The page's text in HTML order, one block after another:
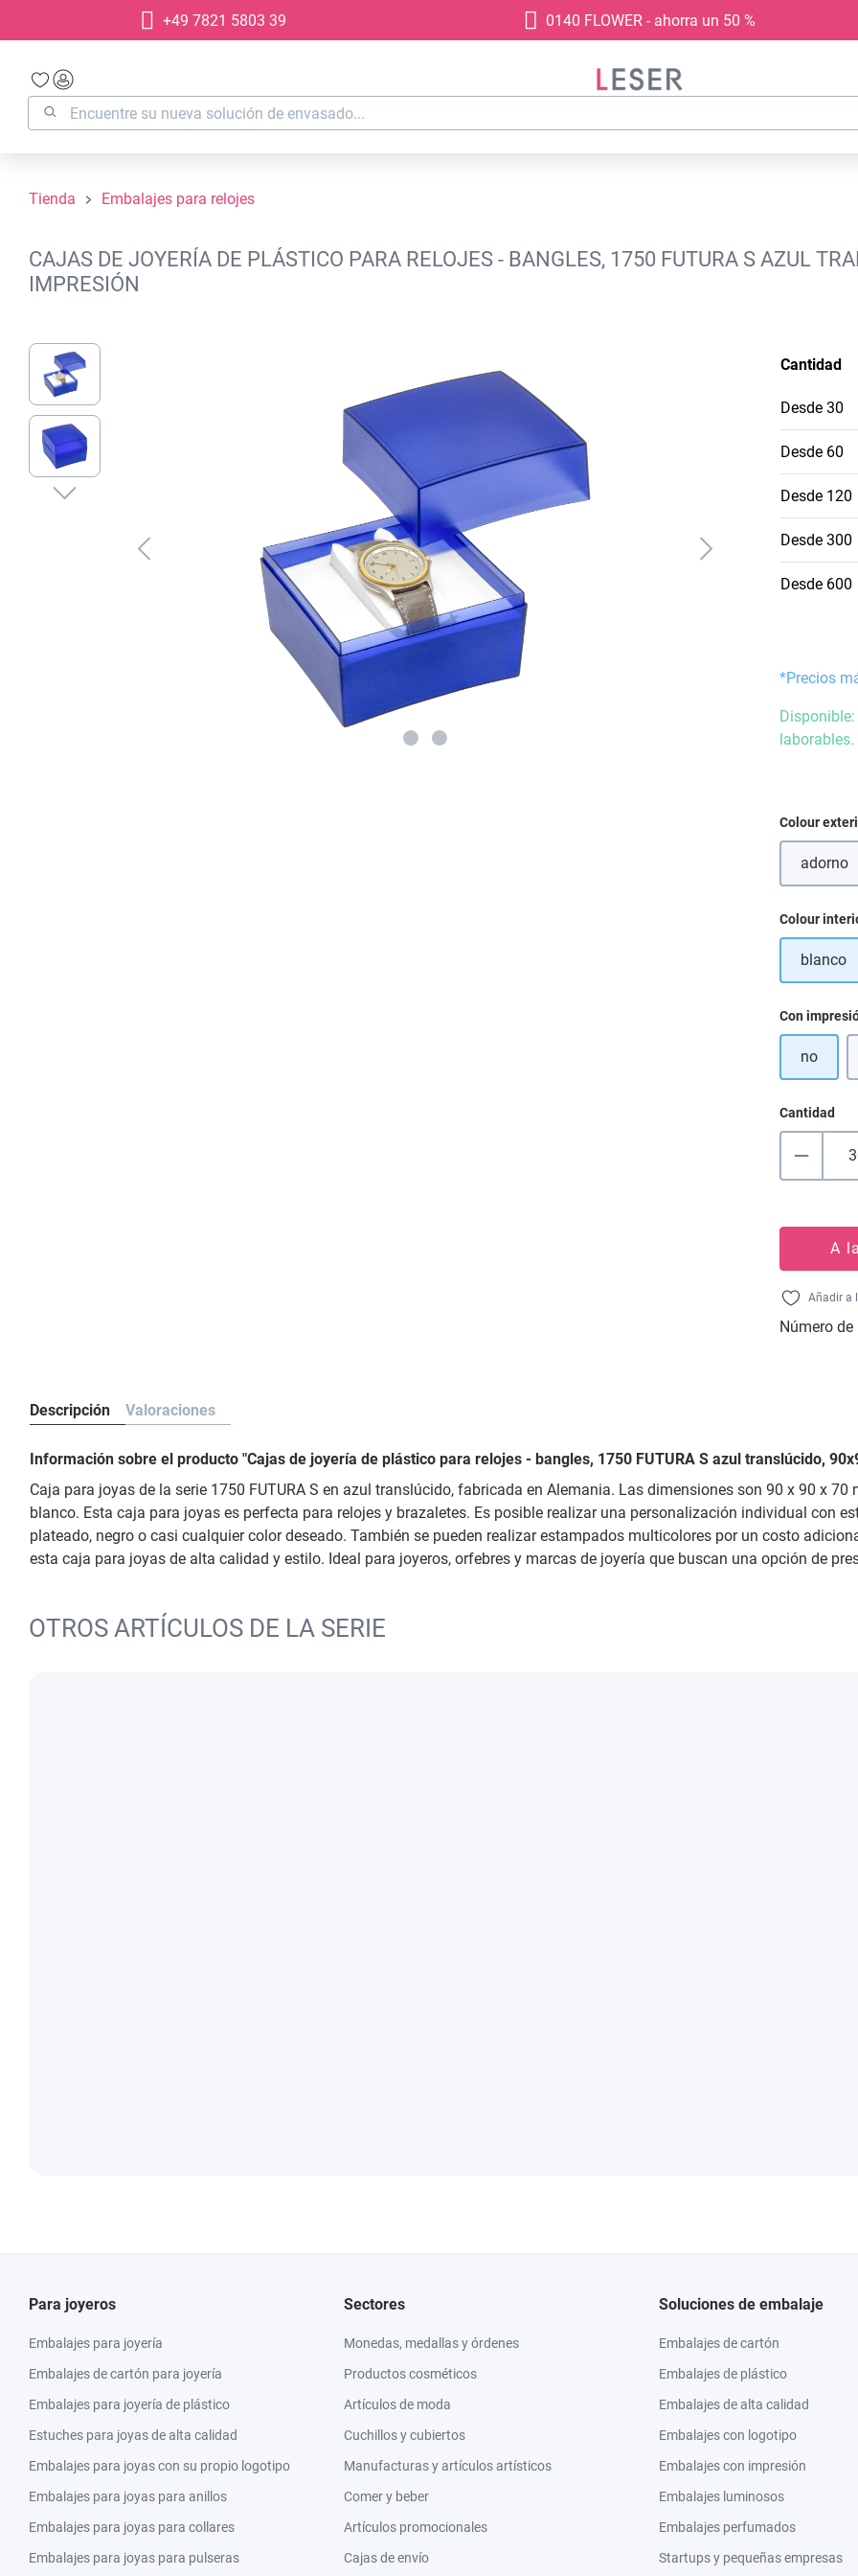
Saltar a la navegación principal
+49 7821 5803 39 0140 FLOWER - ahorra un 50 %
Tienda Embalajes para relojes
CAJAS DE JOYERÍA DE PLÁSTICO PARA RELOJES - BANGLES, 1750 FUTURA S AZUL
IMPRESIÓN
Omitir galería de imágenes
Cantidad
Desde 30
Desde 60
Desde 120
Desde 300
Desde 600
*Precios
laborables.
Seleccione
Colour
adorno
(Esta
Seleccione
Colour
blanco
Seleccione
Con
no
Cantidad
A
Añadir a
Número
Descripción Valoraciones
Información sobre el producto "Cajas de joyería de plástico para relojes - bangles, 1750 FUTURA S azul translúcido,
Caja para joyas de la serie 1750 FUTURA S en azul translúcido, fabricada en Alemania. Las dimensiones son 90 x 90 x
blanco. Esta caja para joyas es perfecta para relojes y brazaletes. Es posible realizar una personalización individual con
plateado, negro o casi cualquier color deseado. También se pueden realizar estampados multicolores por un costo
esta caja para joyas de alta calidad y estilo. Ideal para joyeros, orfebres y marcas de joyería que buscan una opción de
OTROS ARTÍCULOS DE LA SERIE
Para joyeros
Embalajes para joyería
Embalajes de cartón para joyería
Embalajes para joyería de plástico
Estuches para joyas de alta calidad
Embalajes para joyas con su propio logotipo
Embalajes para joyas para anillos
Embalajes para joyas para collares
Embalajes para joyas para pulseras
Sectores
Monedas, medallas y órdenes
Productos cosméticos
Artículos de moda
Cuchillos y cubiertos
Manufacturas y artículos artísticos
Comer y beber
Artículos promocionales
Cajas de envío
Soluciones de embalaje
Embalajes de cartón
Embalajes de plástico
Embalajes de alta calidad
Embalajes con logotipo
Embalajes con impresión
Embalajes luminosos
Embalajes perfumados
Startups y pequeñas empresas